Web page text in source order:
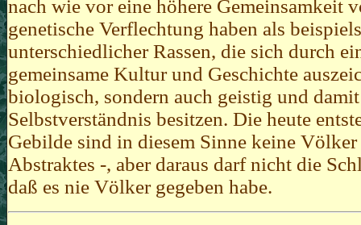
nach wie vor eine höhere Gemeinsamkeit
genetische Verflechtung haben als
unterschiedlicher Rassen, die sich durch
gemeinsame Kultur und Geschichte
biologisch, sondern auch geistig und
Selbstverständnis besitzen. Die heute
Gebilde sind in diesem Sinne keine
Abstraktes -, aber daraus darf nicht die
daß es nie Völker gegeben habe.